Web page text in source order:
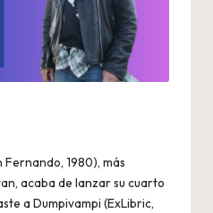
Fernando, 1980), más
acaba de lanzar su cuarto
a Dumpivampi (ExLibric,